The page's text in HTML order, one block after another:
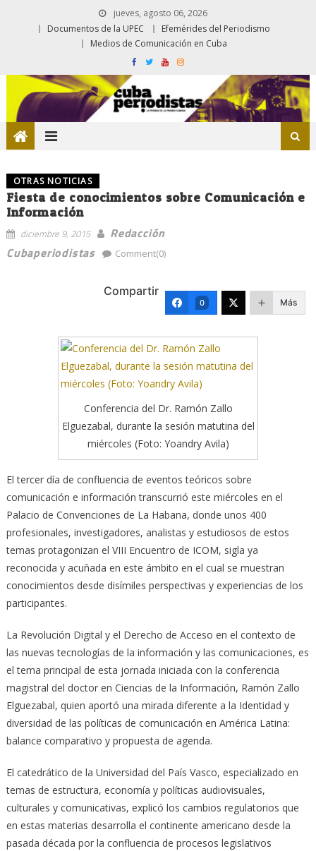
jueves, agosto 06, 2026
Documentos de la UPEC
Efemérides del Periodismo
Medios de Comunicación en Cuba
OTRAS NOTICIAS
Fiesta de conocimientos sobre Comunicación e
Información
diciembre 9, 2015
Redacción
Cubaperiodistas
Comment(0)
Compartir
0 Más
Conferencia del Dr. Ramón Zallo
Elguezabal, durante la sesión matutina del
miércoles (Foto: Yoandry Avila)
El tercer día de confluencia de eventos teóricos sobre
comunicación e información transcurrió este miércoles en el
Palacio de Convenciones de La Habana, donde unos 400
profesionales, investigadores, analistas y estudiosos de estos
temas protagonizan el VIII Encuentro de ICOM, sigla ya
reconocida y acuñada en este ámbito en el cual se muestran
conocimientos desde disímiles perspectivas y experiencias de los
participantes.
La Revolución Digital y el Derecho de Acceso en el contexto de
las nuevas tecnologías de la información y las comunicaciones, es
el tema principal de esta jornada iniciada con la conferencia
magistral del doctor en Ciencias de la Información, Ramón Zallo
Elguezabal, quien aportó una mirada diferente a la Identidad y
diversidad de las políticas de comunicación en América Latina:
balance comparativo y propuesta de agenda.
El catedrático de la Universidad del País Vasco, especializado en
temas de estructura, economía y políticas audiovisuales,
culturales y comunicativas, explicó los cambios regulatorios que
en estas materias desarrolla el continente americano desde la
pasada década por la confluencia de procesos legislativos